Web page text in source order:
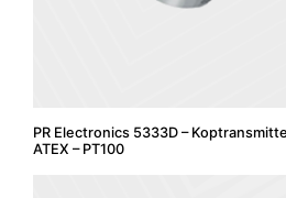
PR Electronics 5333D –
ATEX – PT100